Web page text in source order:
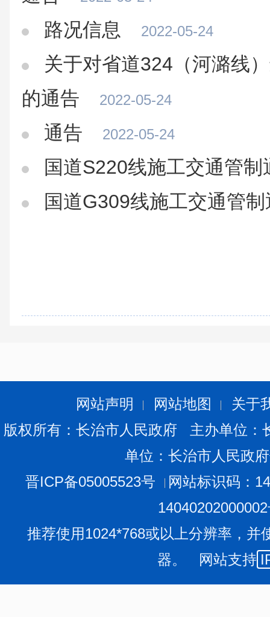
路况信息 2022-05-24
关于对省道324（河潞线
的通告
2022-05-24
通告 2022-05-24
国道S220线施工交通管制
国道G309线施工交通管
网站声明 网站地图
关于
版权所有：长治市人民政府 主办单位
单位：长治市人民政
晋ICP备05005523号
网站标识码：
推荐使用1024*768或以上分辨率，并
器。 网站支持